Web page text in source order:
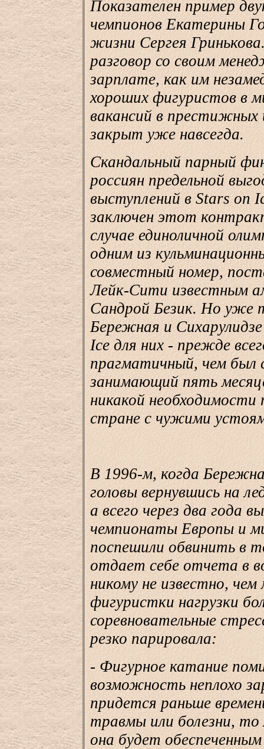
Показателен пример
чемпионов Екатерины
жизни Сергея
разговор со своим
зарплате, как им
хороших фигуристов в
вакансий в
закрыт уже навсегда.
Скандальный парный
россиян предельной
выступлений в Stars on
заключен этот
случае единоличной
одним из
совместный номер,
Лейк-Сити известным
Сандрой Безик. Но уже
Бережная и
Ice для них - прежде
прагматичный, чем
занимающий пять
никакой
стране с чужими
В 1996-м, когда
головы вернувшись на
а всего через два года
чемпионаты Европы и
поспешили обвинить в
отдает себе отчета в
никому не известно,
фигуристки нагрузки
соревновательные
резко парировала:
- Фигурное катание
возможность неплохо
придется раньше
травмы или болезни,
она будет обеспеченным